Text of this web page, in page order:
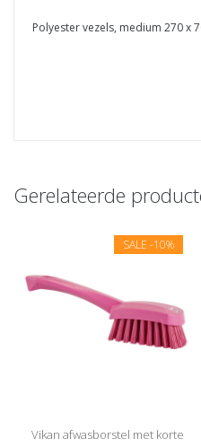
Polyester vezels, medium 270 x
Gerelateerde
SALE -10%
Vikan afwasborstel met korte